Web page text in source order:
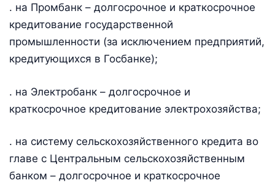
. на Промбанк – долгосрочное и краткосрочное
кредитование государственной
промышленности (за исключением предприятий,
кредитующихся в Госбанке);
. на Электробанк – долгосрочное и
краткосрочное кредитование электрохозяйства;
. на систему сельскохозяйственного кредита во
главе с Центральным сельскохозяйственным
банком – долгосрочное и краткосрочное